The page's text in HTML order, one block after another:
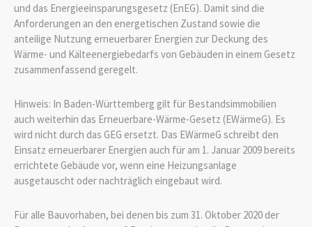
und das Energieeinsparungsgesetz (EnEG). Damit sind die
Anforderungen an den energetischen Zustand sowie die
anteilige Nutzung erneuerbarer Energien zur Deckung des
Wärme- und Kälteenergiebedarfs von Gebäuden in einem Gesetz
zusammenfassend geregelt.
Hinweis: In Baden-Württemberg gilt für Bestandsimmobilien
auch weiterhin das Erneuerbare-Wärme-Gesetz (EWärmeG). Es
wird nicht durch das GEG ersetzt. Das EWärmeG schreibt den
Einsatz erneuerbarer Energien auch für am 1. Januar 2009 bereits
errichtete Gebäude vor, wenn eine Heizungsanlage
ausgetauscht oder nachträglich eingebaut wird.
Für alle Bauvorhaben, bei denen bis zum 31. Oktober 2020 der